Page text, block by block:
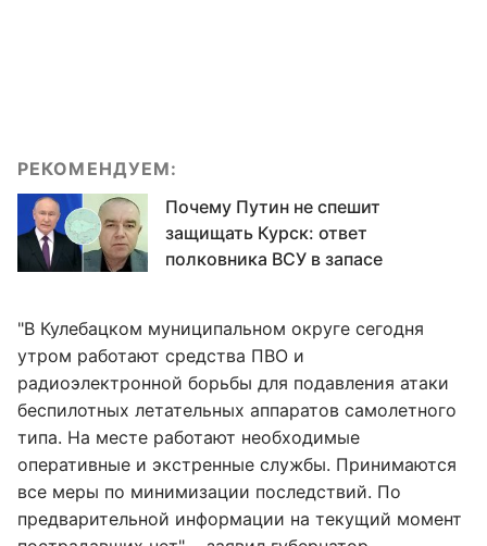
РЕКОМЕНДУЕМ:
Почему Путин не спешит
защищать Курск: ответ
полковника ВСУ в запасе
"В Кулебацком муниципальном округе сегодня
утром работают средства ПВО и
радиоэлектронной борьбы для подавления атаки
беспилотных летательных аппаратов самолетного
типа. На месте работают необходимые
оперативные и экстренные службы. Принимаются
все меры по минимизации последствий. По
предварительной информации на текущий момент